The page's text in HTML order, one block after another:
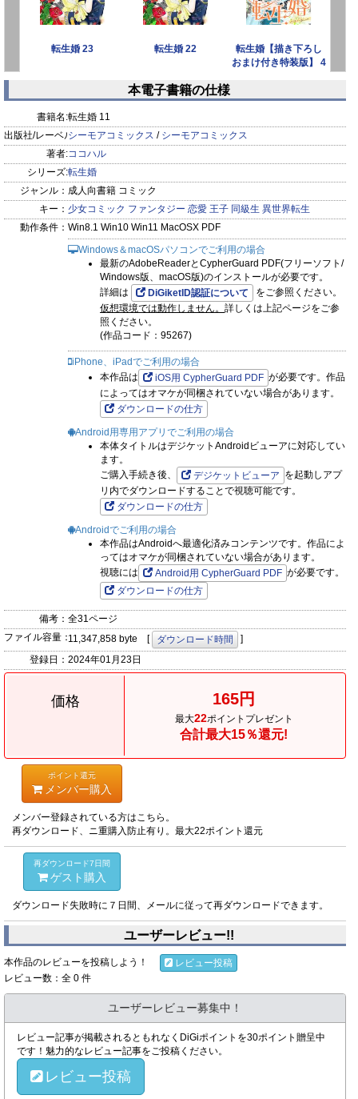
て未知の世界での結婚生活が始まる――！転生ウェディング・
転生婚 23 転生婚 22
転生婚【描き下ろし
おまけ付き特装版】 4
prev next
本電子書籍の仕様
書籍名:転生婚 11
出版社/レーベル:シーモアコミックス / シーモアコミックス
著者:ココハル
シリーズ:転生婚
ジャンル： 成人向書籍 コミック
キー： 少女コミック ファンタジー 恋愛 王子 同級生 異世界転生
動作条件： Win8.1 Win10 Win11 MacOSX PDF
Windows＆macOSパソコンでご利用の場合
最新のAdobeReaderとCypherGuard PDF(フリーソフト/
Windows版、macOS版)のインストールが必要です。
詳細は
DiGiketID認証について
をご参照ください。
仮想環境では動作しません。 詳しくは上記ページをご参
照ください。
(作品コード：95267)
iPhone、iPadでご利用の場合
本作品は
iOS用 CypherGuard PDF が必要です。作品
によってはオマケが同梱されていない場合があります。
ダウンロードの仕方
Android用専用アプリでご利用の場合
本体タイトルはデジケットAndroidビューアに対応してい
ます。
ご購入手続き後、
デジケットビューア を起動しアプ
リ内でダウンロードすることで視聴可能です。
ダウンロードの仕方
Androidでご利用の場合
本作品はAndroidへ最適化済みコンテンツです。作品によ
ってはオマケが同梱されていない場合があります。
視聴には
Android用 CypherGuard PDF が必要です。
ダウンロードの仕方
備考： 全31ページ
ファイル容量：11,347,858 byte [ ダウンロード時間
]
登録日： 2024年01月23日
価格 165円
最大22ポイントプレゼント
合計最大15％還元!
ポイント還元
メンバー購入
メンバー登録されている方はこちら。
再ダウンロード、ニ重購入防止有り。最大22ポイント還元
再ダウンロード7日間
ゲスト購入
ダウンロード失敗時に７日間、メールに従って再ダウンロードできます。
ユーザーレビュー!!
本作品のレビューを投稿しよう！
レビュー投稿
レビュー数：全 0 件
ユーザーレビュー募集中！
レビュー記事が掲載されるともれなくDiGiポイントを30ポイント贈呈中
です！魅力的なレビュー記事をご投稿ください。
レビュー投稿